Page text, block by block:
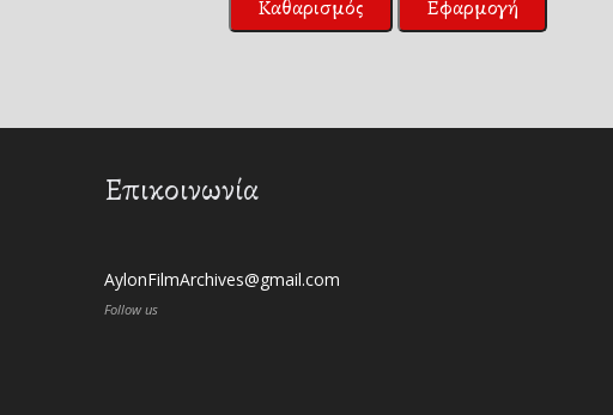
Καθαρισμός Εφαρμογή
Επικοινωνία
AylonFilmArchives@gmail.com
Follow us